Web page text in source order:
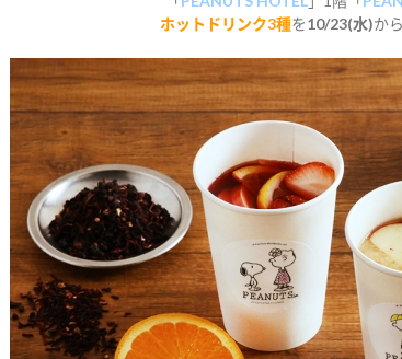
ホットドリンク3種を10/23(水)か